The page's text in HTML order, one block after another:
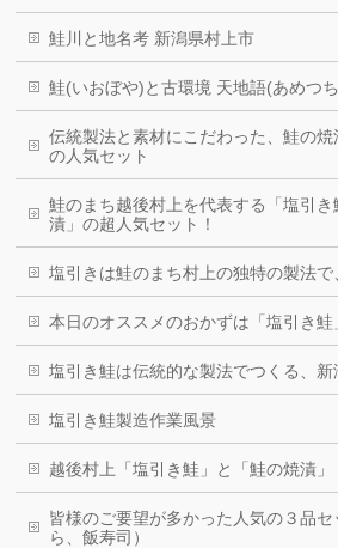
鮭川と地名考 新潟県村上市
鮭(いおぼや)と古環境 天地語(あめつ
伝統製法と素材にこだわった、鮭の
の人気セット
鮭のまち越後村上を代表する「塩引
漬」の超人気セット！
塩引きは鮭のまち村上の独特の製法
本日のオススメのおかずは「塩引き鮭
塩引き鮭は伝統的な製法でつくる、
塩引き鮭製造作業風景
越後村上「塩引き鮭」と「鮭の焼漬」
皆様のご要望が多かった人気の３品セ
ら、飯寿司）